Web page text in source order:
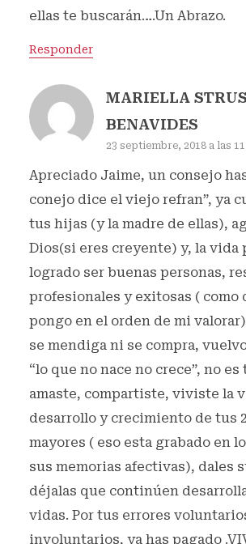
ellas te buscarán….Un Abrazo.
Responder
MARIELLA
BENAVIDES
23 septiembre, 2018 a las
Apreciado Jaime, un consejo
conejo dice el viejo refran”, ya
tus hijas (y la madre de ellas),
Dios(si eres creyente) y, la vida
logrado ser buenas personas,
profesionales y exitosas ( como
pongo en el orden de mi
se mendiga ni se compra,
“lo que no nace no crece”, no es
amaste, compartiste, viviste la
desarrollo y crecimiento de tus
mayores ( eso esta grabado en
sus memorias afectivas), dales
déjalas que continúen
vidas. Por tus errores
involuntarios, ya has pagado